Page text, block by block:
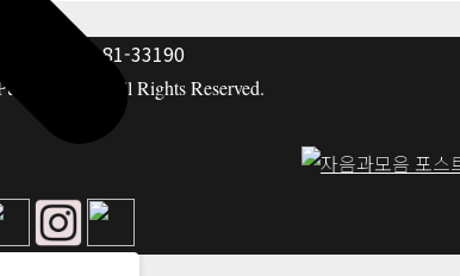
번호: 117-81-33190
co. All Rights Reserved.